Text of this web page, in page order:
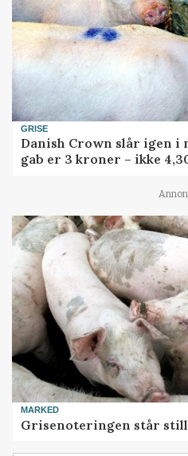
GRISE
Danish Crown slår igen
gab er 3 kroner – ikke
MARKED
Grisenoteringen står